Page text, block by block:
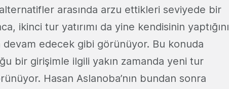
arasında arzu ettikleri seviyede bir
ikinci tur yatırımı da yine kendisinin yaptığını
devam edecek gibi görünüyor. Bu konuda
bir girişimle ilgili yakın zamanda yeni tur
Hasan Aslanoba’nın bundan sonra